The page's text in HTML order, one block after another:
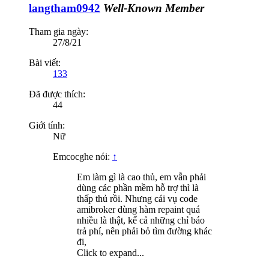
langtham0942 Well-Known Member
Tham gia ngày:
27/8/21
Bài viết:
133
Đã được thích:
44
Giới tính:
Nữ
Emcocghe nói: ↑
Em làm gì là cao thủ, em vẫn phải
dùng các phần mềm hỗ trợ thì là
thấp thủ rồi. Nhưng cái vụ code
amibroker dùng hàm repaint quá
nhiều là thật, kể cả những chỉ báo
trả phí, nên phải bỏ tìm đường khác
đi,
Click to expand...